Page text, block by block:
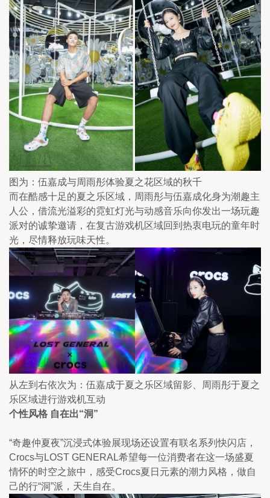
图为：伍嘉成与周雨彤体验夏之花区域的秋千
而在酷感十足的夏之乐区域，周雨彤与伍嘉成化身为潮趣主
人公，借流光溢彩的霓虹灯光与动感音乐向你发出一场玩趣
派对的诚挚邀请，在复古游戏机区域回到热衷电玩的童年时
光，尽情释放玩味天性。
从左到右依次为：伍嘉成于夏之乐区域留影、周雨彤于夏之
乐区域进行游戏机互动
个性风格 自在出“洞”
“奇趣仲夏夜”沉浸式体验展现场还设置有联名系列快闪店，
Crocs与LOST GENERAL希望每一位消费者在这一场盛夏
情怀的时空之旅中，感受Crocs夏日元素的潮力风格，做自
己的行“洞”派，天生自在。